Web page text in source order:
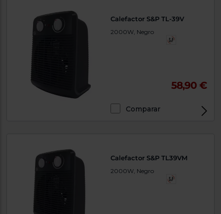
Calefactor S&P TL-39V
2000W, Negro
58,90 €
Comparar
Calefactor S&P TL39VM
2000W, Negro